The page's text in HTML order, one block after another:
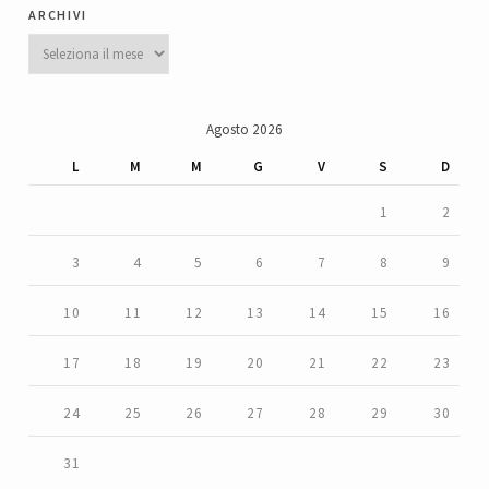
archivi
Archivi
Agosto 2026
L
M M G V S D
1 2
3 4 5 6 7 8 9
10 11 12 13 14 15 16
17 18 19 20 21 22 23
24 25 26 27 28 29 30
31